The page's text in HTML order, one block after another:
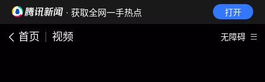
· 获取全网一手热点 打开
首页 视频 无障碍